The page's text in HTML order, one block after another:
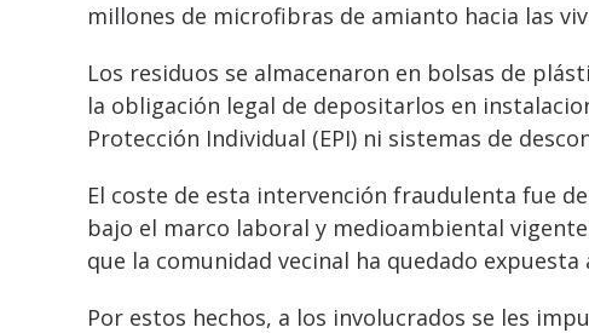
millones de microfibras de amianto hacia las
Los residuos se almacenaron en bolsas de
la obligación legal de depositarlos en
Protección Individual (EPI) ni sistemas de
El coste de esta intervención fraudulenta fue
bajo el marco laboral y medioambiental
que la comunidad vecinal ha quedado
Por estos hechos, a los involucrados se les